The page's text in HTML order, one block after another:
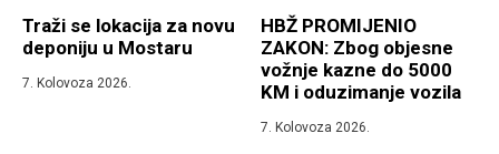
Traži se lokacija za novu
deponiju u Mostaru
7. Kolovoza 2026.
HBŽ PROMIJENIO
ZAKON: Zbog objesne
vožnje kazne do 5000
KM i oduzimanje vozila
7. Kolovoza 2026.